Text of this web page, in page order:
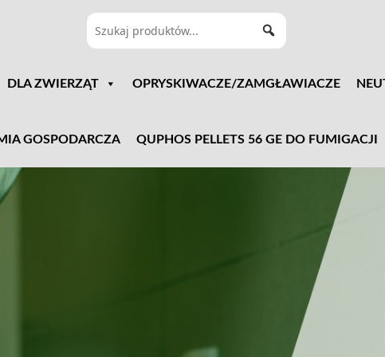
DLA ZWIERZĄT OPRYSKIWACZE/ZAMGŁAWIACZE
GOSPODARCZA QUPHOS PELLETS 56 GE DO FUMIGACJI